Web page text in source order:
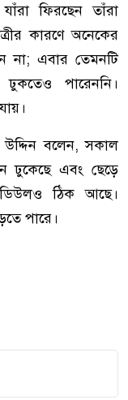
ফিরছেন তাঁরা
কারণে অনেকের
না; এবার তেমনটি
পারেননি।
বলেন, সকাল
ঢুকেছে এবং ছেড়ে
ঠিক আছে।
পারে।